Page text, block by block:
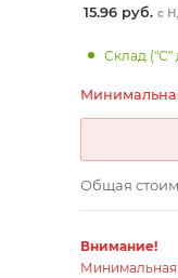
15.96 руб. с
Склад ("С"
Общая
Внимание!
Минимальная